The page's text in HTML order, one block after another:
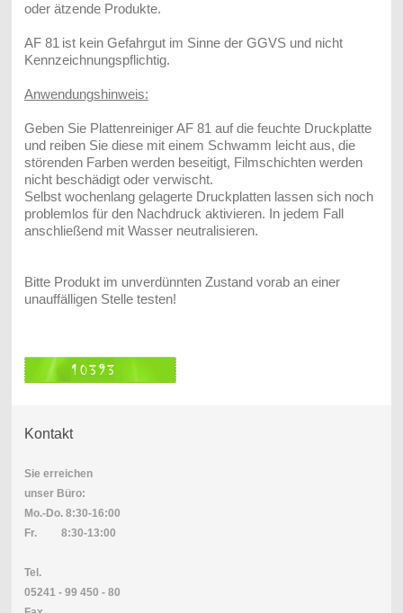
oder ätzende Produkte.
AF 81 ist kein Gefahrgut im Sinne der GGVS und nicht
Kennzeichnungspflichtig.
Anwendungshinweis:
Geben Sie Plattenreiniger AF 81 auf die feuchte Druckplatte
und reiben Sie diese mit einem Schwamm leicht aus, die
störenden Farben werden beseitigt, Filmschichten werden
nicht beschädigt oder verwischt.
Selbst wochenlang gelagerte Druckplatten lassen sich noch
problemlos für den Nachdruck aktivieren. In jedem Fall
anschließend mit Wasser neutralisieren.
Bitte Produkt im unverdünnten Zustand vorab an einer
unauffälligen Stelle testen!
Kontakt
Sie erreichen
unser Büro:
Mo.-Do. 8:30-16:00
Fr. 8:30-13:00
Tel.
05241 - 99 450 - 80